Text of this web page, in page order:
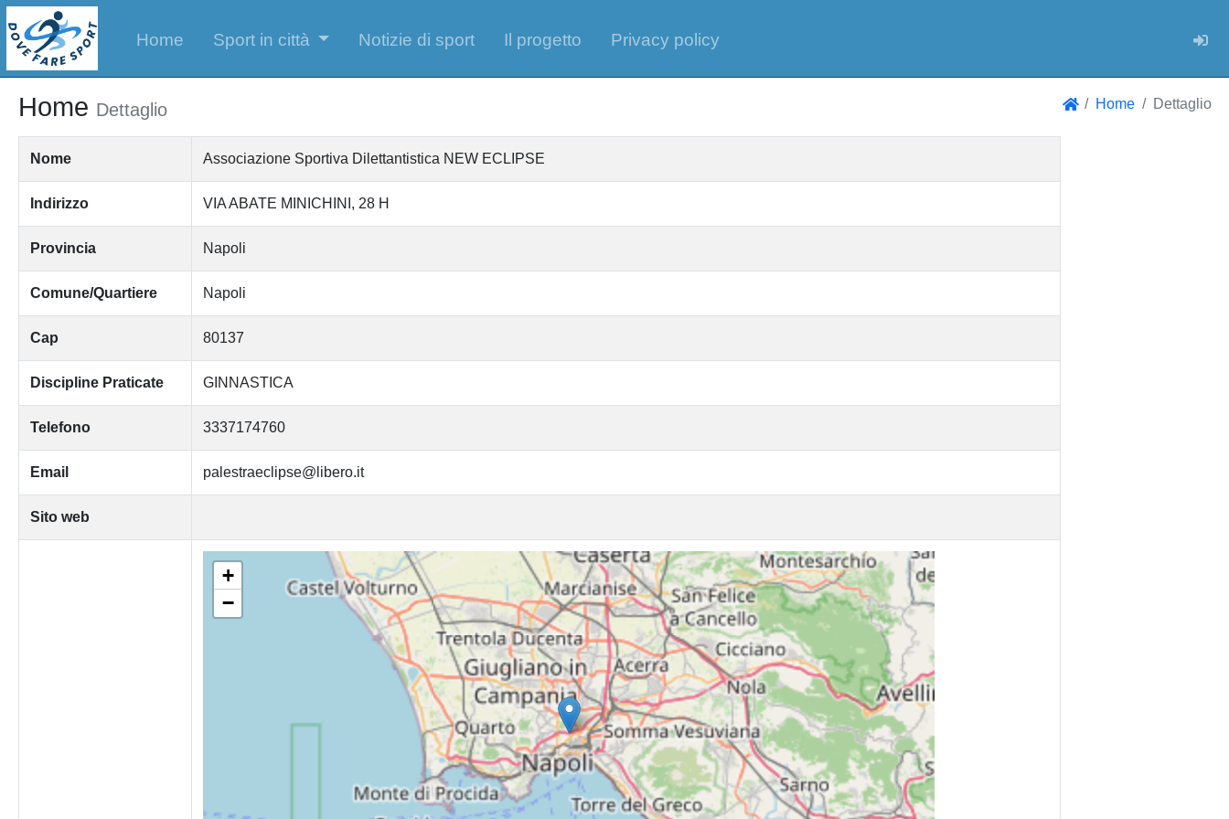
Home Sport in città Notizie di sport Il progetto Privacy policy
Home Dettaglio Home Dettaglio
Nome Associazione Sportiva Dilettantistica NEW ECLIPSE
Indirizzo VIA ABATE MINICHINI, 28 H
Provincia Napoli
Comune/Quartiere Napoli
Cap 80137
Discipline Praticate GINNASTICA
Telefono 3337174760
Email palestraeclipse@libero.it
Sito web
+
−